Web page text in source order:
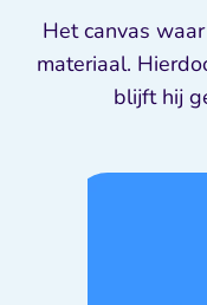
Het canvas
materiaal.
blijft hij